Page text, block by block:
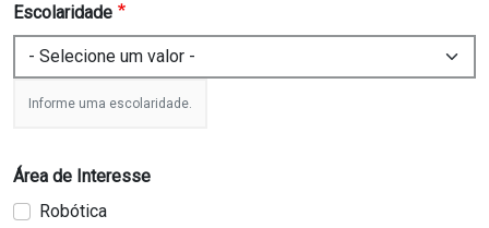
Escolaridade
Informe uma escolaridade.
Área de Interesse
Robótica